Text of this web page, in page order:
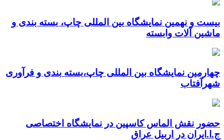
بیست و نهمین نمایشگاه بین المللی چاپ، بسته بندی و
ماشین آلات وابسته
چهارمین نمایشگاه بین المللی چاپ،بسته بندی و فرآوری
شهرآفتاب
حضور نقش الماس کاسپین در نمایشگاه اختصاصی
ج.ا.ایران در اربیل عراق